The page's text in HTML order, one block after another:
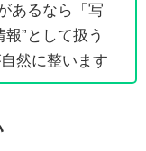
あるなら「写
”として扱う
然に整います